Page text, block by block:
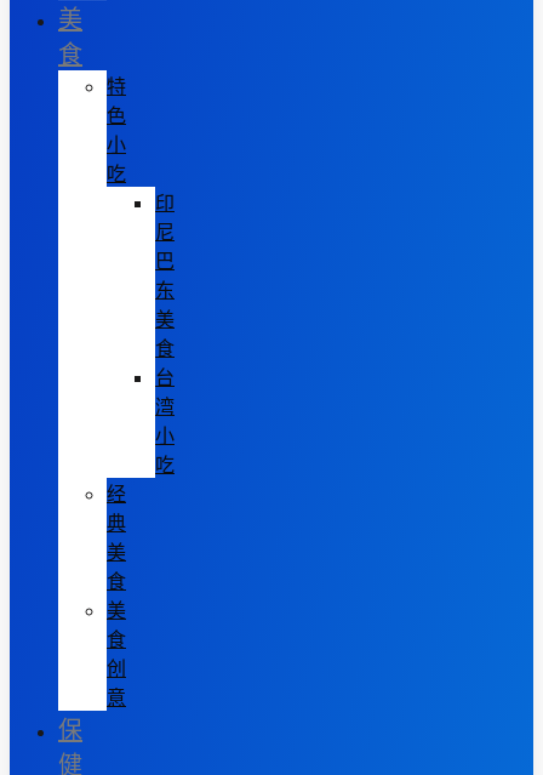
美
食
特
色
小
吃
印
尼
巴
东
美
食
台
湾
小
吃
经
典
美
食
美
食
创
意
保
健